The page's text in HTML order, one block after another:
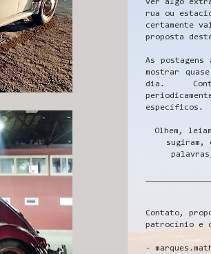
ver algo
rua ou
certamente
proposta
As postagens
mostrar
dia.
específicos.
Olhem,
sugiram,
Contato,
patrocínio e
-